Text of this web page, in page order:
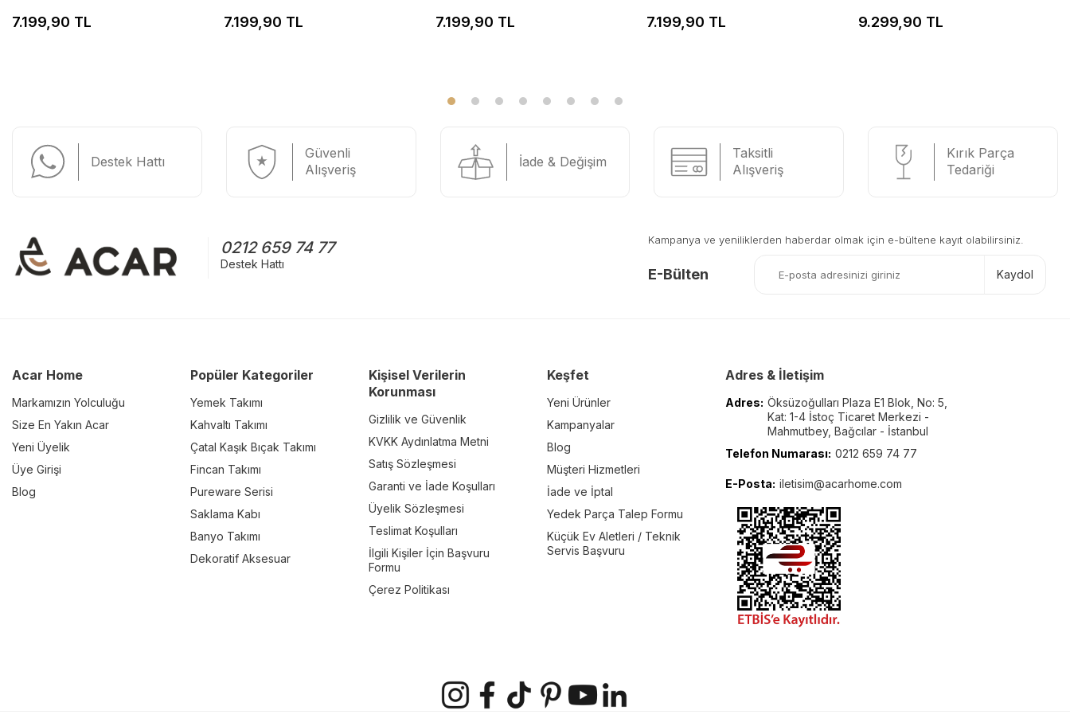
7.199,90 TL 7.199,90 TL 7.199,90 TL 7.199,90 TL 9.299,90 TL
Destek Hattı
Güvenli
Alışveriş
İade & Değişim
Taksitli
Alışveriş
Kırık Parça
Tedariği
0212 659 74 77
Destek Hattı
Kampanya ve yeniliklerden haberdar olmak için e-bültene kayıt olabilirsiniz.
E-Bülten Kaydol
Acar Home
Markamızın Yolculuğu
Size En Yakın Acar
Yeni Üyelik
Üye Girişi
Blog
Popüler Kategoriler
Yemek Takımı
Kahvaltı Takımı
Çatal Kaşık Bıçak Takımı
Fincan Takımı
Pureware Serisi
Saklama Kabı
Banyo Takımı
Dekoratif Aksesuar
Kişisel Verilerin
Korunması
Gizlilik ve Güvenlik
KVKK Aydınlatma Metni
Satış Sözleşmesi
Garanti ve İade Koşulları
Üyelik Sözleşmesi
Teslimat Koşulları
İlgili Kişiler İçin Başvuru
Formu
Çerez Politikası
Keşfet
Yeni Ürünler
Kampanyalar
Blog
Müşteri Hizmetleri
İade ve İptal
Yedek Parça Talep Formu
Küçük Ev Aletleri / Teknik
Servis Başvuru
Adres & İletişim
Adres: Öksüzoğulları Plaza E1 Blok, No: 5,
Kat: 1-4 İstoç Ticaret Merkezi -
Mahmutbey, Bağcılar - İstanbul
Telefon Numarası: 0212 659 74 77
E-Posta: iletisim@acarhome.com